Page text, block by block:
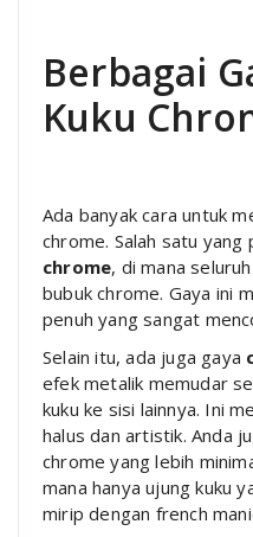
Berbagai
Kuku
Ada banyak cara untuk
chrome. Salah satu yang
chrome, di mana
bubuk chrome. Gaya ini
penuh yang sangat
Selain itu, ada juga gaya
efek metalik memudar
kuku ke sisi lainnya. Ini
halus dan artistik. Anda
chrome yang lebih
mana hanya ujung kuku
mirip dengan french